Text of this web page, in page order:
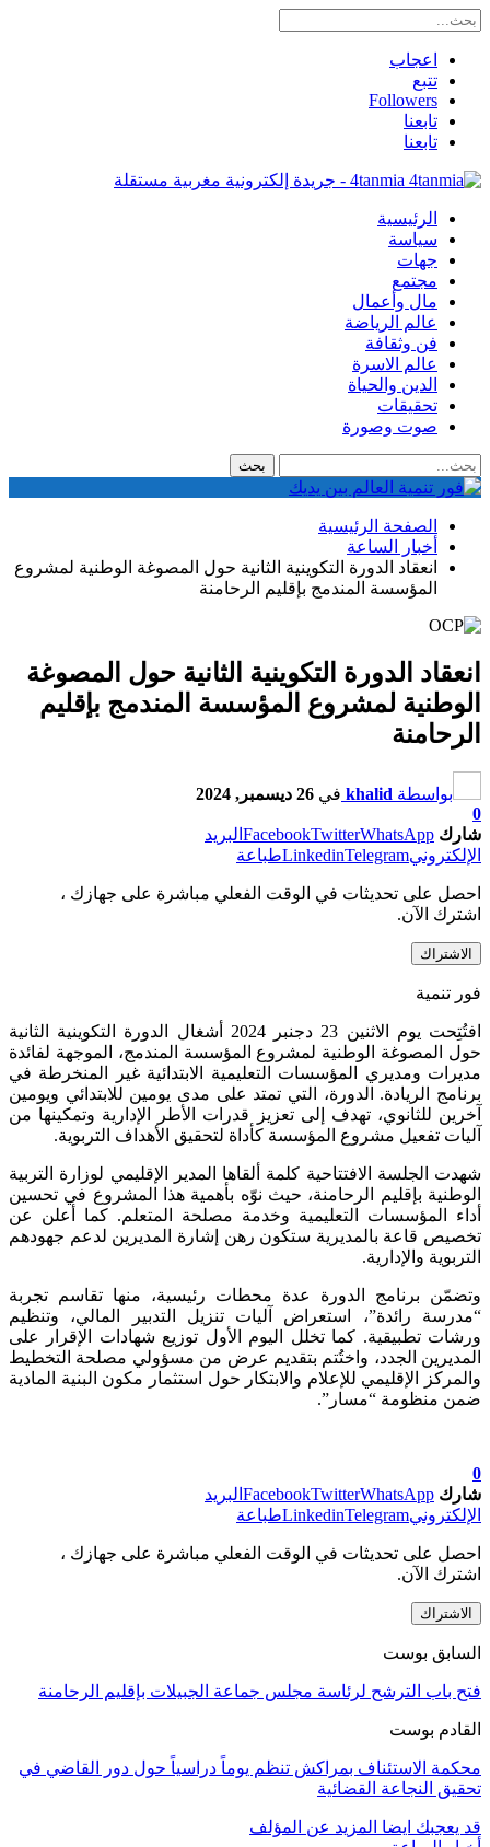
اعجاب
تتبع
Followers
تابعنا
تابعنا
4tanmia - جريدة إلكترونية مغربية مستقلة
الرئيسية
سياسة
جهات
مجتمع
مال وأعمال
عالم الرياضة
فن وثقافة
عالم الاسرة
الدين والحياة
تحقيقات
صوت وصورة
الصفحة الرئيسية
أخبار الساعة
انعقاد الدورة التكوينية الثانية حول المصوغة الوطنية لمشروع
المؤسسة المندمج بإقليم الرحامنة
انعقاد الدورة التكوينية الثانية حول المصوغة
الوطنية لمشروع المؤسسة المندمج بإقليم
الرحامنة
بواسطة khalid في 26 ديسمبر, 2024
0
شارك
FacebookTwitterWhatsApp
البريد
الإلكتروني
LinkedinTelegram طباعة
احصل على تحديثات في الوقت الفعلي مباشرة على جهازك ،
اشترك الآن.
الاشتراك
فور تنمية
افتُتِحت يوم الاثنين 23 دجنبر 2024 أشغال الدورة التكوينية الثانية
حول المصوغة الوطنية لمشروع المؤسسة المندمج، الموجهة لفائدة
مديرات ومديري المؤسسات التعليمية الابتدائية غير المنخرطة في
برنامج الريادة. الدورة، التي تمتد على مدى يومين للابتدائي ويومين
آخرين للثانوي، تهدف إلى تعزيز قدرات الأطر الإدارية وتمكينها من
آليات تفعيل مشروع المؤسسة كأداة لتحقيق الأهداف التربوية.
شهدت الجلسة الافتتاحية كلمة ألقاها المدير الإقليمي لوزارة التربية
الوطنية بإقليم الرحامنة، حيث نوّه بأهمية هذا المشروع في تحسين
أداء المؤسسات التعليمية وخدمة مصلحة المتعلم. كما أعلن عن
تخصيص قاعة بالمديرية ستكون رهن إشارة المديرين لدعم جهودهم
التربوية والإدارية.
وتضمّن برنامج الدورة عدة محطات رئيسية، منها تقاسم تجربة
“مدرسة رائدة”، استعراض آليات تنزيل التدبير المالي، وتنظيم
ورشات تطبيقية. كما تخلل اليوم الأول توزيع شهادات الإقرار على
المديرين الجدد، واختُتم بتقديم عرض من مسؤولي مصلحة التخطيط
والمركز الإقليمي للإعلام والابتكار حول استثمار مكون البنية المادية
ضمن منظومة “مسار”.
0
شارك
FacebookTwitterWhatsApp
البريد
الإلكتروني
LinkedinTelegram طباعة
احصل على تحديثات في الوقت الفعلي مباشرة على جهازك ،
اشترك الآن.
الاشتراك
السابق بوست
فتح باب الترشح لرئاسة مجلس جماعة الجبيلات بإقليم الرحامنة
القادم بوست
محكمة الاستئناف بمراكش تنظم يوماً دراسياً حول دور القاضي في
تحقيق النجاعة القضائية
قد يعجبك ايضا المزيد عن المؤلف